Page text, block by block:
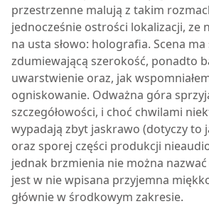
przestrzenne malują z takim
jednocześnie ostrości lokalizacji, ze
na usta słowo: holografia. Scena
zdumiewającą szerokość, ponadto
uwarstwienie oraz, jak
ogniskowanie. Odważna góra
szczegółowości, i choć chwilami
wypadają zbyt jaskrawo (dotyczy to
oraz sporej części produkcji
jednak brzmienia nie można
jest w nie wpisana przyjemna
głównie w środkowym zakresie.